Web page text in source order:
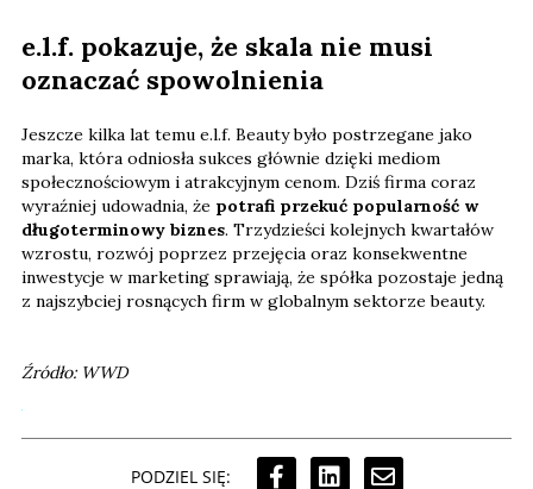
e.l.f. pokazuje, że skala nie musi
oznaczać spowolnienia
Jeszcze kilka lat temu e.l.f. Beauty było postrzegane jako
marka, która odniosła sukces głównie dzięki mediom
społecznościowym i atrakcyjnym cenom. Dziś firma coraz
wyraźniej udowadnia, że potrafi przekuć popularność w
długoterminowy biznes. Trzydzieści kolejnych kwartałów
wzrostu, rozwój poprzez przejęcia oraz konsekwentne
inwestycje w marketing sprawiają, że spółka pozostaje jedną
z najszybciej rosnących firm w globalnym sektorze beauty.
Źródło: WWD
PODZIEL SIĘ: